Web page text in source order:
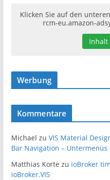
Klicken Sie auf den
rcm-eu.amazon-
Inhalt
Werbung
Kommentare
Michael zu VIS Material
Bar Navigation – Untermenüs
Matthias Korte zu ioBroker
ioBroker.VIS